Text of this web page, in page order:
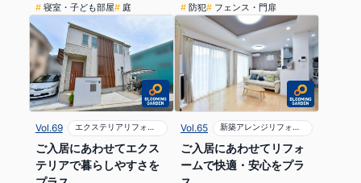
寝室・子ども部屋
庭
防犯
フェンス・門扉
Vol.69 エクステリアリフォーム
ご入居にあわせてエクス
テリアで暮らしやすさを
Vol.65 新築アレンジリフォーム
ご入居にあわせてリフォ
ームで快適・安心をプラ